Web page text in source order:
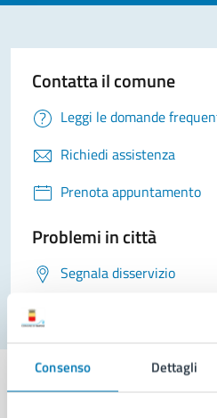
Consenso Dettagli
Contatta il comune
Leggi le domande
Richiedi assistenza
Prenota appuntamento
Problemi in città
Segnala disservizio